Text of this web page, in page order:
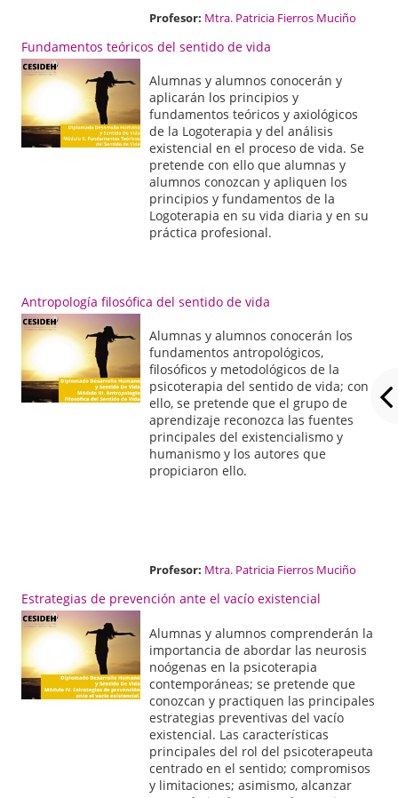
Profesor: Mtra. Patricia Fierros Muciño
Fundamentos teóricos del sentido de vida
Alumnas y alumnos conocerán y
aplicarán los principios y
fundamentos teóricos y axiológicos
de la Logoterapia y del análisis
existencial en el proceso de vida. Se
pretende con ello que alumnas y
alumnos conozcan y apliquen los
principios y fundamentos de la
Logoterapia en su vida diaria y en su
práctica profesional.
Antropología filosófica del sentido de vida
Alumnas y alumnos conocerán los
fundamentos antropológicos,
filosóficos y metodológicos de la
psicoterapia del sentido de vida; con
ello, se pretende que el grupo de
aprendizaje reconozca las fuentes
principales del existencialismo y
humanismo y los autores que
propiciaron ello.
Profesor: Mtra. Patricia Fierros Muciño
Estrategias de prevención ante el vacío existencial
Alumnas y alumnos comprenderán la
importancia de abordar las neurosis
noógenas en la psicoterapia
contemporáneas; se pretende que
conozcan y practiquen las principales
estrategias preventivas del vacío
existencial. Las características
principales del rol del psicoterapeuta
centrado en el sentido; compromisos
y limitaciones; asimismo, alcanzar